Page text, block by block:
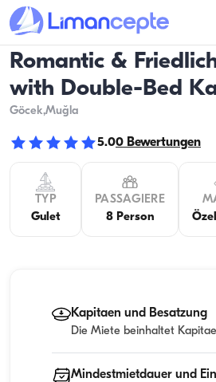
Romantic &
with Double-Bed
Göcek,Muğla
5.00 Bewertungen
TYP
Gulet
PASSAGIERE
8 Person
Kapitaen und Besatzung
Die Miete beinhaltet
Mindestmietdauer und